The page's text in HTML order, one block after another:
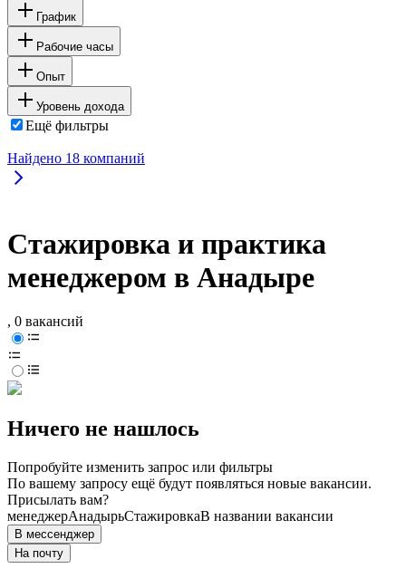
График
Рабочие часы
Опыт
Уровень дохода
Ещё фильтры
Найдено 18 компаний
Стажировка и практика
менеджером в Анадыре
, 0 вакансий
Ничего не нашлось
Попробуйте изменить запрос или фильтры
По вашему запросу ещё будут появляться новые вакансии.
Присылать вам?
менеджерАнадырьСтажировкаВ названии вакансии
В мессенджер
На почту